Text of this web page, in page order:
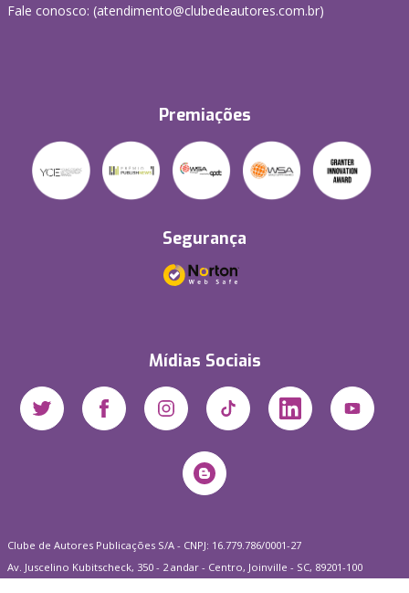
Fale conosco: (atendimento@clubedeautores.com.br)
Premiações
Segurança
Mídias Sociais
Clube de Autores Publicações S/A - CNPJ: 16.779.786/0001-27
Av. Juscelino Kubitscheck, 350 - 2 andar - Centro, Joinville - SC, 89201-100